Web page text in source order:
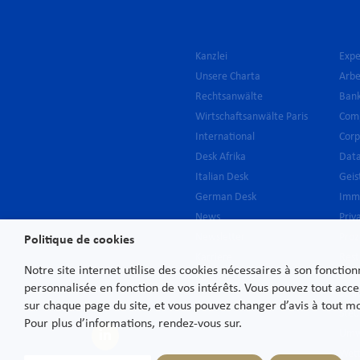
Kanzlei
Unsere Charta
Rechtsanwälte
Wirtschaftsanwälte Paris
International
Desk Afrika
Italian Desk
German Desk
News
Kontakt
–
Politique de cookies
Notre site internet utilise des cookies nécessaires à son
personnalisée en fonction de vos intérêts. Vous pouvez tout
sur chaque page du site, et vous pouvez changer d’avis à tout
Pour plus d’informations, rendez-vous sur.